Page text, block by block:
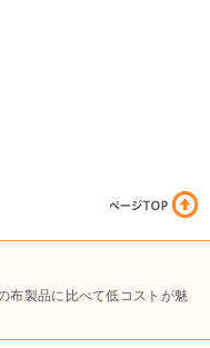
布製品に比べて低コストが魅